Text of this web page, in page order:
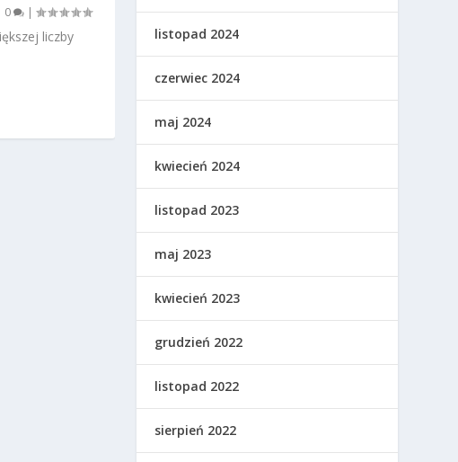
0 |
liczby
listopad 2024
czerwiec 2024
maj 2024
kwiecień 2024
listopad 2023
maj 2023
kwiecień 2023
grudzień 2022
listopad 2022
sierpień 2022